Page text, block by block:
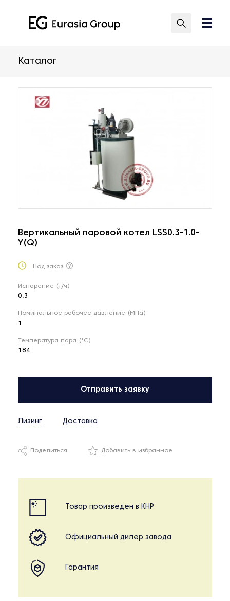
Каталог
Вертикальный паровой котел LSS0.3-1.0-
Y(Q)
Под заказ
Испарение (т/ч)
0,3
Номинальное рабочее давление (МПа)
Температура пара (°С)
184
Отправить заявку
Лизинг Доставка
Поделиться Добавить в избранное
Товар произведен в КНР
Официальный дилер завода
Гарантия